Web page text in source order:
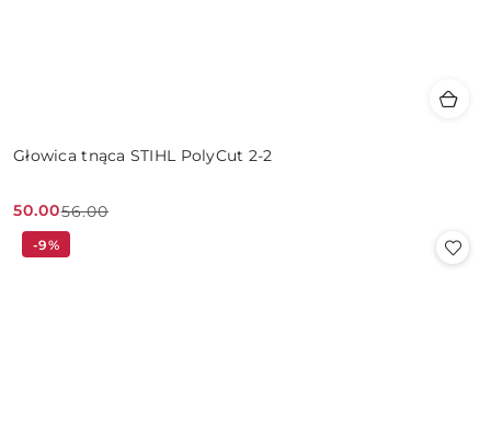
Głowica tnąca STIHL PolyCut 2-2
Cena
promocyjna:
50.00
Cena
przed
56.00
-9%